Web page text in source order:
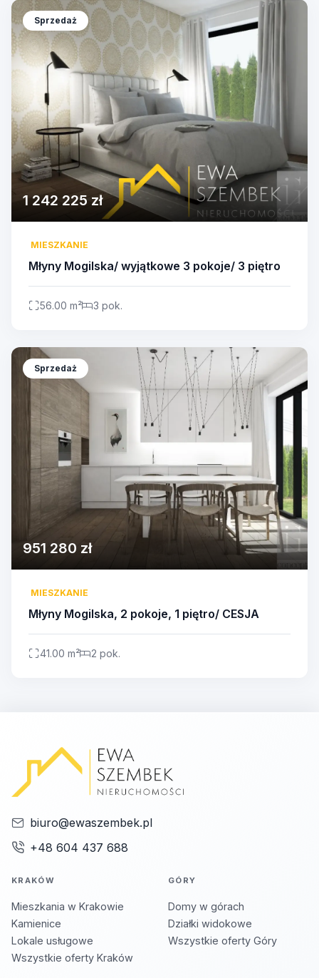
Sprzedaż
1 242 225 zł
MIESZKANIE
Młyny Mogilska/ wyjątkowe 3 pokoje/ 3 piętro
56.00 m² 3 pok.
Sprzedaż
951 280 zł
MIESZKANIE
Młyny Mogilska, 2 pokoje, 1 piętro/ CESJA
41.00 m² 2 pok.
biuro@ewaszembek.pl
+48 604 437 688
KRAKÓW
Mieszkania w Krakowie
Kamienice
Lokale usługowe
Wszystkie oferty Kraków
GÓRY
Domy w górach
Działki widokowe
Wszystkie oferty Góry